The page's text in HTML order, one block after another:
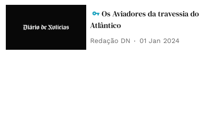
Os Aviadores da travessia do
Atlântico
Redação DN 01 Jan 2024